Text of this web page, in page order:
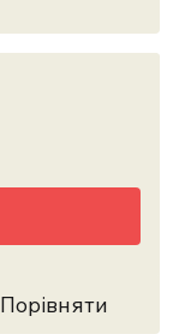
Порівняти